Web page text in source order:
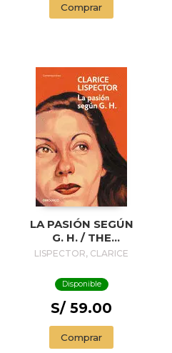
Comprar
LA PASIÓN SEGÚN
G. H. / THE
PASSION
H.
LISPECTOR, CLARICE
Disponible
S/ 59.00
Comprar